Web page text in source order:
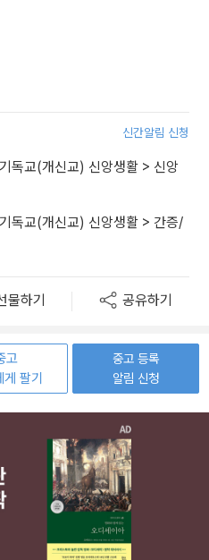
신간알림 신청
기독교(개신교) 신앙생활 > 신앙
기독교(개신교) 신앙생활 > 간증/
물하기 공유하기
고
팔기
중고 등록
알림 신청